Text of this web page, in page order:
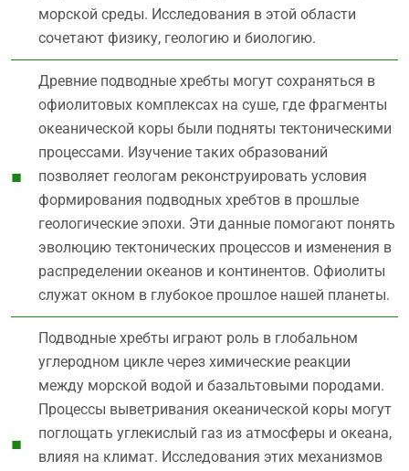
морской среды. Исследования в этой области
сочетают физику, геологию и биологию.
Древние подводные хребты могут сохраняться в
офиолитовых комплексах на суше, где фрагменты
океанической коры были подняты тектоническими
процессами. Изучение таких образований
позволяет геологам реконструировать условия
формирования подводных хребтов в прошлые
геологические эпохи. Эти данные помогают понять
эволюцию тектонических процессов и изменения в
распределении океанов и континентов. Офиолиты
служат окном в глубокое прошлое нашей планеты.
Подводные хребты играют роль в глобальном
углеродном цикле через химические реакции
между морской водой и базальтовыми породами.
Процессы выветривания океанической коры могут
поглощать углекислый газ из атмосферы и океана,
влияя на климат. Исследования этих механизмов